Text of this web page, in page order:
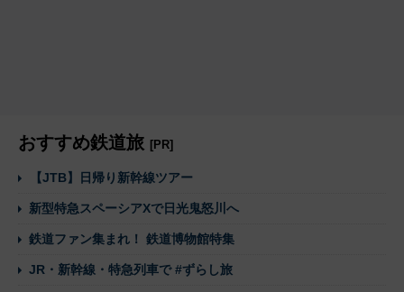
おすすめ鉄道旅 [PR]
【JTB】日帰り新幹線ツアー
新型特急スペーシアXで日光鬼怒川へ
鉄道ファン集まれ！ 鉄道博物館特集
JR・新幹線・特急列車で #ずらし旅